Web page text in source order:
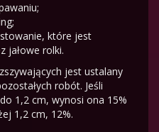
które jest
jałowe rolki.
jest ustalany
robót. Jeśli
1,2 cm, wynosi ona 15%
1,2 cm, 12%.